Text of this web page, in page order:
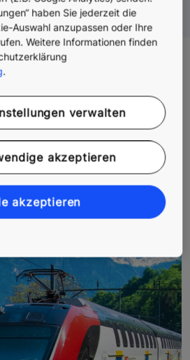
voranzutreiben
& Geschichten
haben Sie jederzeit die
Auswahl anzupassen oder Ihre
Weitere Informationen finden
.
verwalten
akzeptieren
akzeptieren